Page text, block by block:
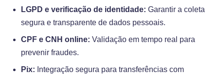
LGPD e verificação de identidade: Garantir a coleta
segura e transparente de dados pessoais.
CPF e CNH online: Validação em tempo real para
prevenir fraudes.
Pix: Integração segura para transferências com